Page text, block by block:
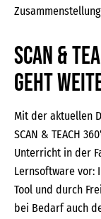
SCAN &
geht
Mit der aktuellen
SCAN & TEACH
Unterricht in der
Lernsoftware vor:
Tool und durch
bei Bedarf auch